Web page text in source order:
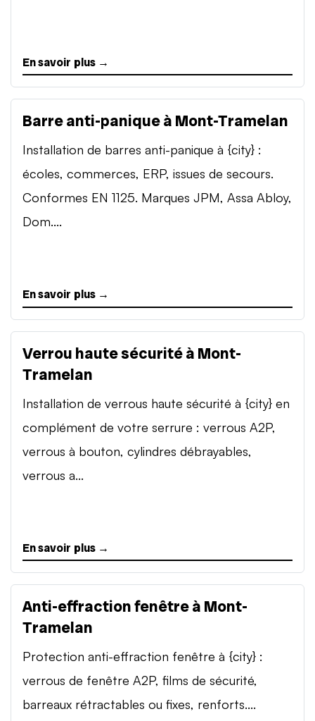
En savoir plus →
Barre anti-panique à Mont-Tramelan
Installation de barres anti-panique à {city} :
écoles, commerces, ERP, issues de secours.
Conformes EN 1125. Marques JPM, Assa Abloy,
Dom....
En savoir plus →
Verrou haute sécurité à Mont-
Tramelan
Installation de verrous haute sécurité à {city} en
complément de votre serrure : verrous A2P,
verrous à bouton, cylindres débrayables,
verrous a...
En savoir plus →
Anti-effraction fenêtre à Mont-
Tramelan
Protection anti-effraction fenêtre à {city} :
verrous de fenêtre A2P, films de sécurité,
barreaux rétractables ou fixes, renforts....